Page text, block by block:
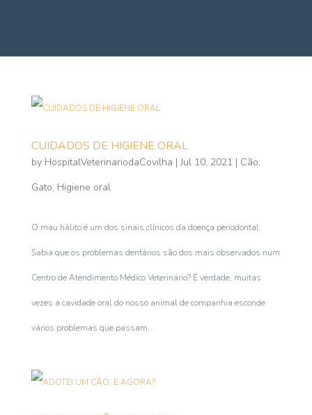
CUIDADOS DE HIGIENE ORAL
by HospitalVeterinariodaCovilha | Jul 10, 2021 | Cão,
Gato, Higiene oral
O mau hálito é um dos sinais clínicos da doença periodontal
Sabia que os problemas dentários são dos mais observados num
Centro de Atendimento Médico Veterinário? É verdade, muitas
vezes a cavidade oral do nosso animal de companhia esconde
vários problemas que passam...